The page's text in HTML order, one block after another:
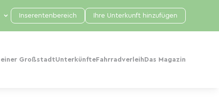
einer GroßstadtUnterkünfte Fahrradverleih Das Magazin
Inserentenbereich Ihre Unterkunft hinzufügen